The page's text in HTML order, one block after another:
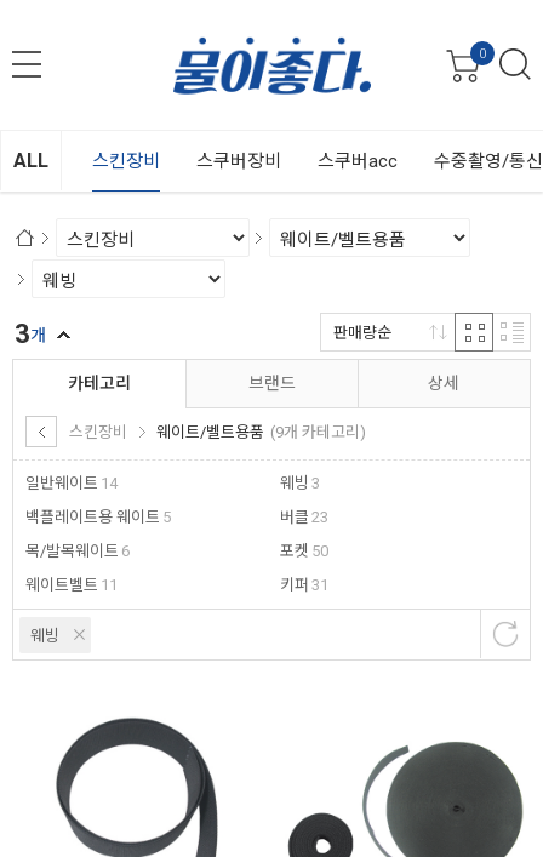
0
ALL 스킨장비 스쿠버장비 스쿠버acc 수중촬영/통
카테고리
스킨장비 웨이트/벨트용품 (9개 카테고리)
일반웨이트 14
백플레이트용 웨이트 5
목/발목웨이트 6
웨이트벨트 11
웨빙 3
버클 23
포켓 50
키퍼 31
브랜드 상세
웨빙
3개 판매량순